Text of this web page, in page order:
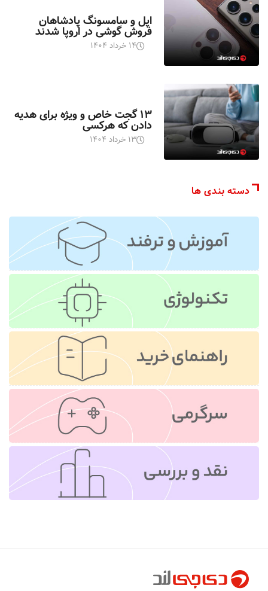
اپل و سامسونگ پادشاهان
فروش گوشی در اروپا شدند
۱۴ خرداد ۱۴۰۴
۱۳ گجت خاص و ویژه برای هدیه
دادن که هرکسی
۱۳ خرداد ۱۴۰۴
دسته بندی ها